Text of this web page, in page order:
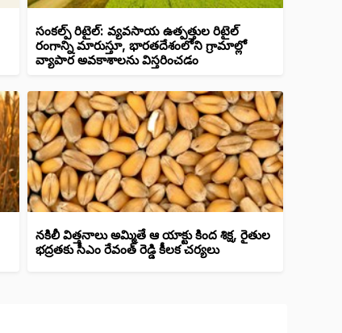
సంకల్ప్ రిటైల్: వ్యవసాయ ఉత్పత్తుల రిటైల్
రంగాన్ని మారుస్తూ, భారతదేశంలోని గ్రామాల్లో
వ్యాపార అవకాశాలను విస్తరించడం
నకిలీ విత్తనాలు అమ్మితే ఆ యాక్టు కింద శిక్ష, రైతుల
భద్రతకు సీఎం రేవంత్ రెడ్డి కీలక చర్యలు